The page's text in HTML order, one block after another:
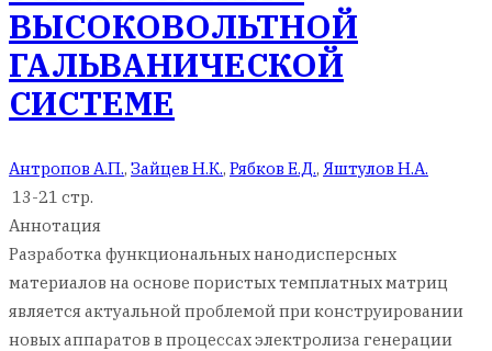
ВЫСОКОВОЛЬТНОЙ
ГАЛЬВАНИЧЕСКОЙ
СИСТЕМЕ
Антропов А.П., Зайцев Н.К., Рябков Е.Д., Яштулов Н.А.
13-21 стр.
Аннотация
Разработка функциональных нанодисперсных
материалов на основе пористых темплатных матриц
является актуальной проблемой при конструировании
новых аппаратов в процессах электролиза генерации